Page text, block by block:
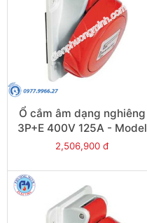
Ổ cắm âm dạng nghiêng
3P+E 400V 125A - Model
81294
2,506,900 đ